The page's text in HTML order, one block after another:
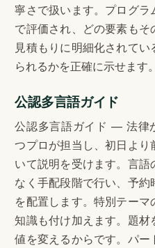
寧さで扱います。プログ
で評価され、どの要素もそ
見積もりに明細化されて
られるかを正確に示せます。
公認多言語ガイド
公認多言語ガイド — 法律
つプロが担当し、初日よ
いて説明を受けます。言
なく手配段階で行い、予
を配置します。特別テー
知識も付け加えます。題
値を変えるからです。パ